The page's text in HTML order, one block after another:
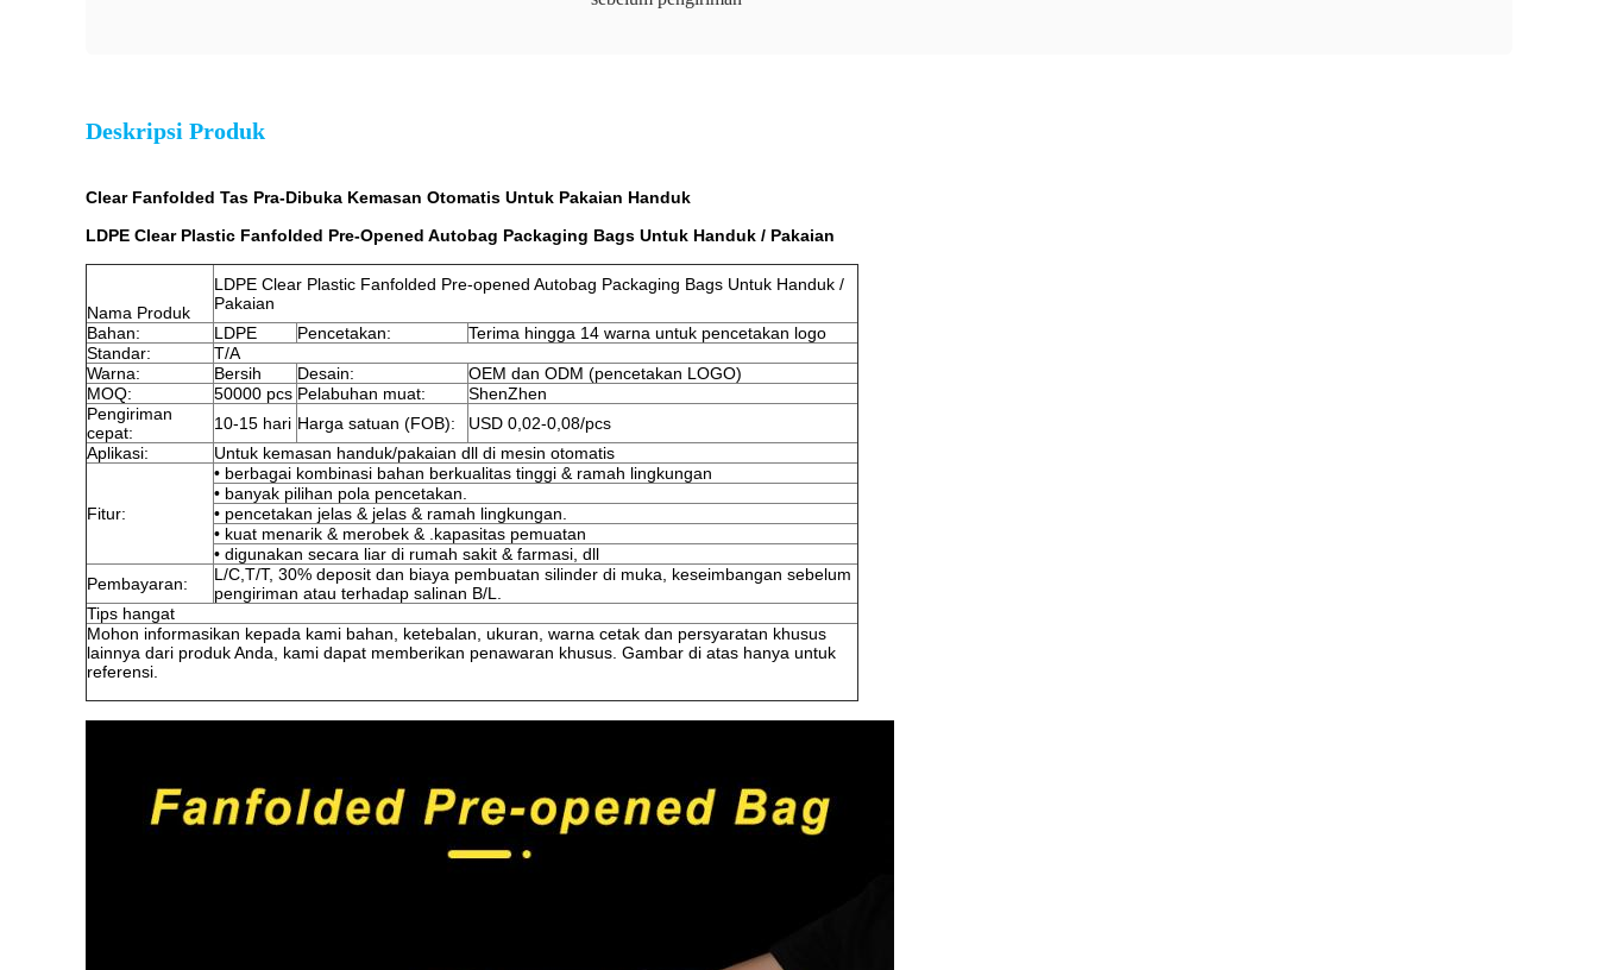
Deskripsi Produk
Clear Fanfolded Tas Pra-Dibuka Kemasan Otomatis Untuk Pakaian Handuk
LDPE Clear Plastic Fanfolded Pre-Opened Autobag Packaging Bags Untuk Handuk / Pakaian
Nama Produk
LDPE Clear Plastic Fanfolded Pre-opened Autobag Packaging Bags Untuk Handuk /
Pakaian
Bahan:
LDPE Pencetakan:
Terima hingga 14 warna untuk pencetakan logo
Standar:
T/A
Warna:
Bersih Desain:
OEM dan ODM (pencetakan LOGO)
MOQ:
50000 pcs Pelabuhan muat:
ShenZhen
Pengiriman
cepat:
10-15 hari Harga satuan (FOB):
USD 0,02-0,08/pcs
Aplikasi:
Untuk kemasan handuk/pakaian dll di mesin otomatis
Fitur:
• berbagai kombinasi bahan berkualitas tinggi & ramah lingkungan
• banyak pilihan pola pencetakan.
• pencetakan jelas & jelas & ramah lingkungan.
• kuat menarik & merobek & .kapasitas pemuatan
• digunakan secara liar di rumah sakit & farmasi, dll
Pembayaran:
L/C,T/T, 30% deposit dan biaya pembuatan silinder di muka, keseimbangan sebelum
pengiriman atau terhadap salinan B/L.
Tips hangat
Mohon informasikan kepada kami bahan, ketebalan, ukuran, warna cetak dan persyaratan khusus
lainnya dari produk Anda, kami dapat memberikan penawaran khusus. Gambar di atas hanya untuk
referensi.